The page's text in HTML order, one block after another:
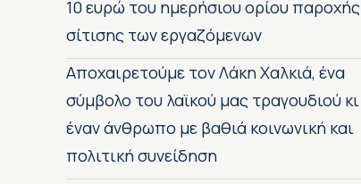
10 ευρώ του ημερήσιου ορίου παροχής
σίτισης των εργαζόμενων
Αποχαιρετούμε τον Λάκη Χαλκιά, ένα
σύμβολο του λαϊκού μας τραγουδιού κι
έναν άνθρωπο με βαθιά κοινωνική και
πολιτική συνείδηση